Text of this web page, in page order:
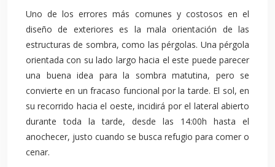
Uno de los errores más comunes y costosos en el
diseño de exteriores es la mala orientación de las
estructuras de sombra, como las pérgolas. Una pérgola
orientada con su lado largo hacia el este puede parecer
una buena idea para la sombra matutina, pero se
convierte en un fracaso funcional por la tarde. El sol, en
su recorrido hacia el oeste, incidirá por el lateral abierto
durante toda la tarde, desde las 14:00h hasta el
anochecer, justo cuando se busca refugio para comer o
cenar.